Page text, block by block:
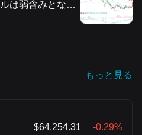
は弱含みとなり
もっと見る
$64,254.31 -0.29%